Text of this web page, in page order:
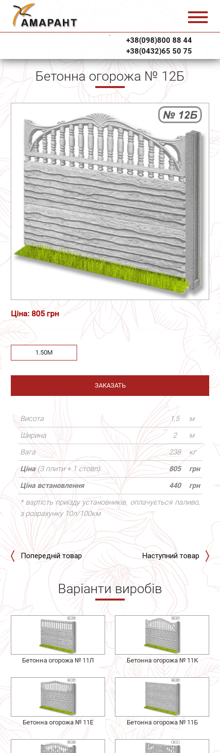
+38(098)800 88 44
+38(0432)65 50 75
Бетонна огорожа № 12Б
Ціна: 805 грн
1.50М
ЗАКАЗАТЬ
Висота 1,5
м
Ширина
2
м
Вага
238
кг
Ціна (3 плити + 1 стовп) 805
грн
Ціна встановлення
440
грн
* вартість приїзду установників, оплачується паливо,
з розрахунку 10л/100км
Попередній товар Наступний товар
Варіанти виробів
Бетонна огорожа № 11Л Бетонна огорожа № 11К
Бетонна огорожа № 11Е Бетонна огорожа № 11Б